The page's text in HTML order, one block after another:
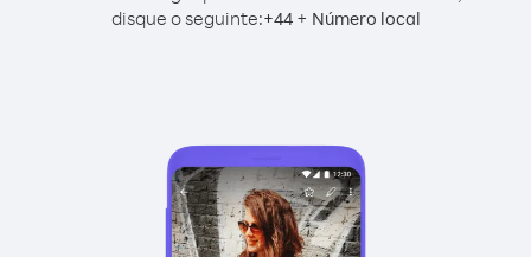
disque o seguinte:+44+ Número local